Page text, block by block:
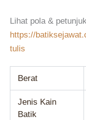
Lihat pola &
https://
tulis
Berat
Jenis Kain
Batik